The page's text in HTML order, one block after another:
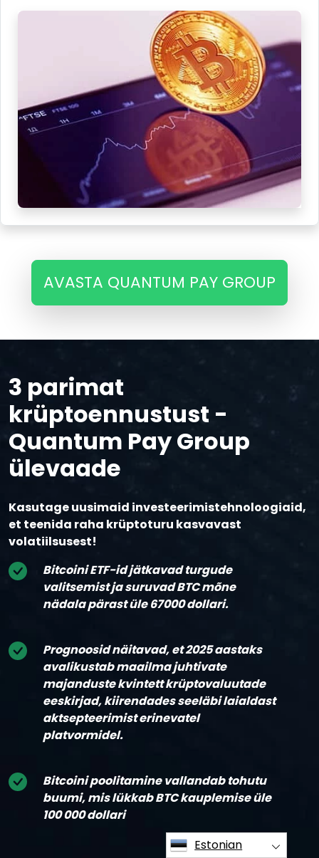
AVASTA QUANTUM PAY GROUP
3 parimat
krüptoennustust -
Quantum Pay Group
ülevaade
Kasutage uusimaid investeerimistehnoloogiaid,
et teenida raha krüptoturu kasvavast
volatiilsusest!
Bitcoini ETF-id jätkavad turgude
valitsemist ja suruvad BTC mõne
nädala pärast üle 67000 dollari.
Prognoosid näitavad, et 2025 aastaks
avalikustab maailma juhtivate
majanduste kvintett krüptovaluutade
eeskirjad, kiirendades seeläbi laialdast
aktsepteerimist erinevatel
platvormidel.
Bitcoini poolitamine vallandab tohutu
buumi, mis lükkab BTC kauplemise üle
100 000 dollari
Estonian